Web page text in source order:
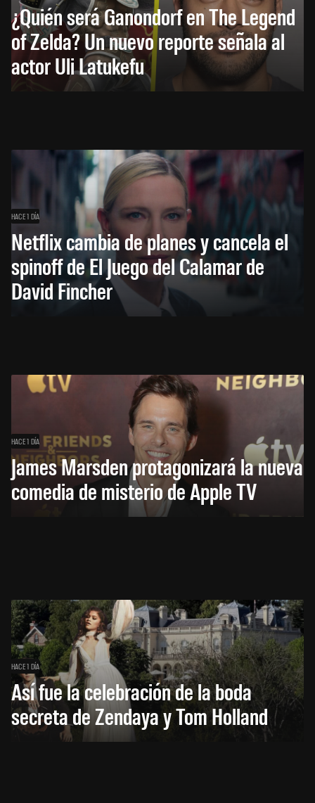
¿Quién será Ganondorf en The Legend
of Zelda? Un nuevo reporte señala al
actor Uli Latukefu
HACE 1 DÍA
Netflix cambia de planes y cancela el
spinoff de El Juego del Calamar de
David Fincher
HACE 1 DÍA
James Marsden protagonizará la nueva
comedia de misterio de Apple TV
HACE 1 DÍA
Así fue la celebración de la boda
secreta de Zendaya y Tom Holland